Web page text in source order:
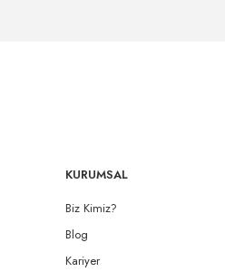
KURUMSAL
Biz Kimiz?
Blog
Kariyer